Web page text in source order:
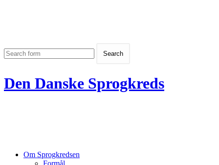
Den Danske Sprogkreds
Om Sprogkredsen
Formål